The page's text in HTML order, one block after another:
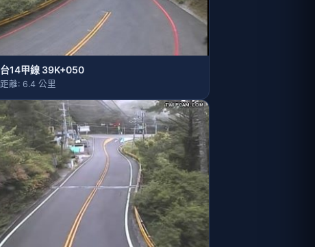
台14甲線 39K+050
距離: 6.4 公里